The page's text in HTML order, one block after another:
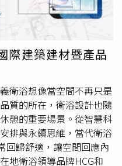
因
readnews.php?
衡。」圖為西班牙巴塞隆
，預計在今年高第
工。（圖／譚明珠提
堂。自1882年動工，跨
匠接力完成，這不是效率
織是否有能力，將願景
它。」她也有感，偉大的
是為了持續傳承。這趟旅
商學院課程，在企業創
提供） 關於IESE商學院
市的定位、課程設計的縝
的安排，都清楚展現第一
殼真的很方便，可以當手
卡、提款卡或店家名片，
點出不便之處，「可是這
際建築建材暨產品
衛浴想像當空間不再只是
質的所在，衛浴設計也隨
憩的重要場景。從智慧科
排與永續思維，當代衛浴
歸舒適，讓空間回應內
地衛浴領導品牌HCG和